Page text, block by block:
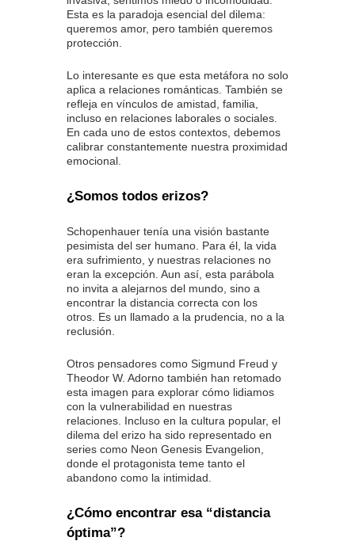
Esta es la paradoja esencial del dilema:
queremos amor, pero también queremos
protección.
Lo interesante es que esta metáfora no solo
aplica a relaciones románticas. También se
refleja en vínculos de amistad, familia,
incluso en relaciones laborales o sociales.
En cada uno de estos contextos, debemos
calibrar constantemente nuestra proximidad
emocional.
¿Somos todos erizos?
Schopenhauer tenía una visión bastante
pesimista del ser humano. Para él, la vida
era sufrimiento, y nuestras relaciones no
eran la excepción. Aun así, esta parábola
no invita a alejarnos del mundo, sino a
encontrar la distancia correcta con los
otros. Es un llamado a la prudencia, no a la
reclusión.
Otros pensadores como Sigmund Freud y
Theodor W. Adorno también han retomado
esta imagen para explorar cómo lidiamos
con la vulnerabilidad en nuestras
relaciones. Incluso en la cultura popular, el
dilema del erizo ha sido representado en
series como Neon Genesis Evangelion,
donde el protagonista teme tanto el
abandono como la intimidad.
¿Cómo encontrar esa “distancia
óptima”?